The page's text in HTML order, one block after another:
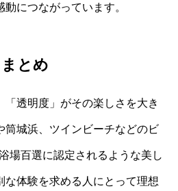
につながっています。
まとめ
透明度」がその楽しさを大き
筒城浜、ツインビーチなどのビ
場百選に認定されるような美し
な体験を求める人にとって理想